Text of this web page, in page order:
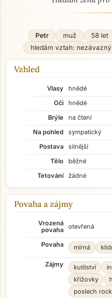
Petr muž 58 let
hledám vztah: nezávazný
Vzhled
Vlasy
hnědé
Oči
hnědé
Brýle
na čtení
Na pohled
sympatický
Postava
silnější
Tělo
běžné
Tetování
žádné
Povaha a zájmy
Vrozená
povaha
otevřená
Povaha mírná
Zájmy kutilství
křížovky
poslech